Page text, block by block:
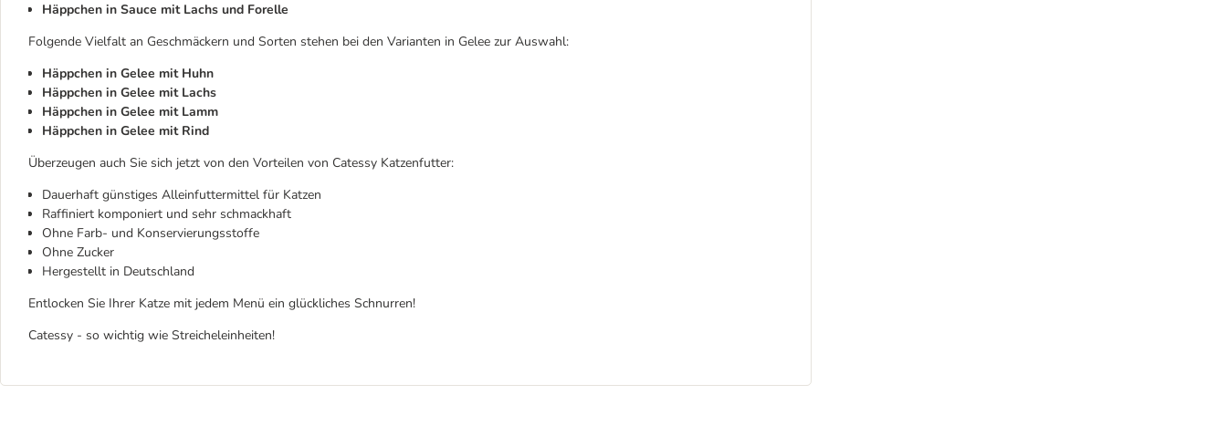
Häppchen in Sauce mit Lachs und Forelle
Folgende Vielfalt an Geschmäckern und Sorten stehen bei den Varianten in Gelee zur Auswahl:
Häppchen in Gelee mit Huhn
Häppchen in Gelee mit Lachs
Häppchen in Gelee mit Lamm
Häppchen in Gelee mit Rind
Überzeugen auch Sie sich jetzt von den Vorteilen von Catessy Katzenfutter:
Dauerhaft günstiges Alleinfuttermittel für Katzen
Raffiniert komponiert und sehr schmackhaft
Ohne Farb- und Konservierungsstoffe
Ohne Zucker
Hergestellt in Deutschland
Entlocken Sie Ihrer Katze mit jedem Menü ein glückliches Schnurren!
Catessy - so wichtig wie Streicheleinheiten!